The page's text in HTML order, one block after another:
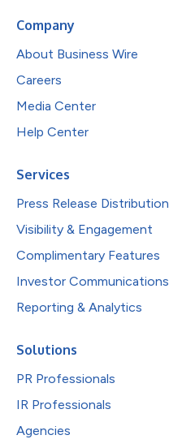
Company
About Business Wire
Careers
Media Center
Help Center
Services
Press Release Distribution
Visibility & Engagement
Complimentary Features
Investor Communications
Reporting & Analytics
Solutions
PR Professionals
IR Professionals
Agencies